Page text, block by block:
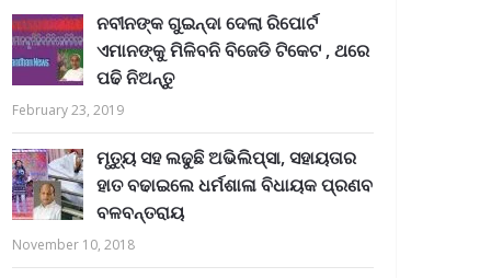
ନବୀନଙ୍କ ଗୁଇନ୍ଦା ଦେଲା ରିପୋର୍ଟ
ଏମାନଙ୍କୁ ମିଳିବନି ବିଜେଡି ଟିକେଟ , ଥରେ
ପଢି ନିଅନ୍ତୁ
February 23, 2019
ମୃତ୍ୟୁ ସହ ଲଢୁଛି ଅଭିଲିପ୍ସା, ସହାୟତାର
ହାତ ବଢାଇଲେ ଧର୍ମଶାଳା ବିଧାୟକ ପ୍ରଣବ
ବଳବନ୍ତରାୟ
November 10, 2018